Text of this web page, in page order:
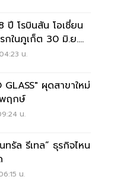
ปี โรบินสัน โอเชี่ยน
กในภูเก็ต 30 มิ.ย.
น.
GLASS" ผุดสาขาใหม่
ฤกษ์
น.
ทรัล รีเทล” ธุรกิจไหน
น.